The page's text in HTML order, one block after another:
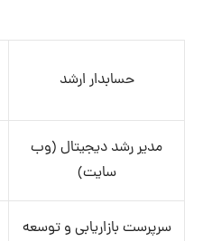
حسابدار ارشد
مدیر رشد دیجیتال (وب
سایت)
سرپرست بازاریابی و توسعه